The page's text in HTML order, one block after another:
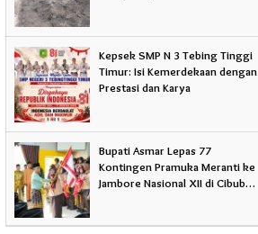
Kepsek SMP N 3 Tebing Tinggi
Timur: Isi Kemerdekaan dengan
Prestasi dan Karya
Bupati Asmar Lepas 77
Kontingen Pramuka Meranti ke
Jambore Nasional XII di Cibub…